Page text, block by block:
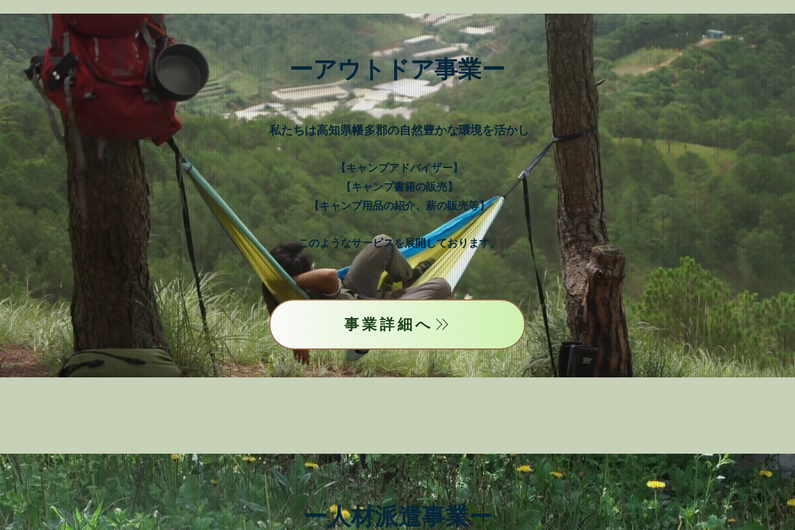
ーアウトドア事業ー
私たちは高知県幡多郡の自然豊かな環境を活かし
【キャンプアドバイザー】
【キャンプ書籍の販売】
【キャンプ用品の紹介、薪の販売等】
このようなサービスを展開しております。
事業詳細へ
ー人材派遣事業ー